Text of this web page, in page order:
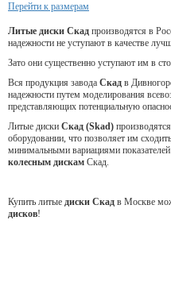
Перейти к размерам
Литые диски Скад производятся в
надежности не уступают в качестве
Зато они существенно уступают им в
Вся продукция завода Скад в
надежности путем моделирования
представляющих потенциальную
Литые диски Скад (Skad)
оборудовании, что позволяет им
минимальными вариациями
колесным дискам Скад.
Купить литые диски Скад в Москве
дисков!